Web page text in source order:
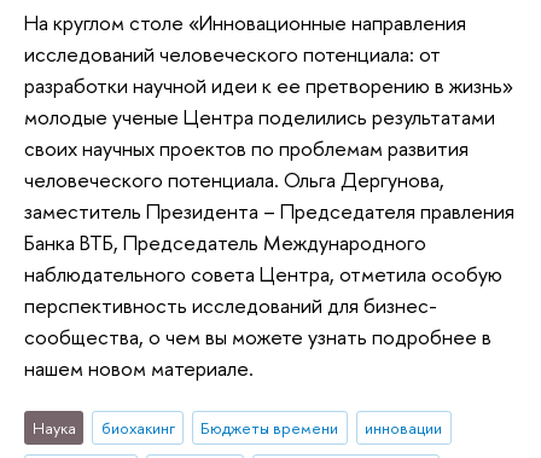
На круглом столе «Инновационные направления
исследований человеческого потенциала: от
разработки научной идеи к ее претворению в жизнь»
молодые ученые Центра поделились результатами
своих научных проектов по проблемам развития
человеческого потенциала. Ольга Дергунова,
заместитель Президента – Председателя правления
Банка ВТБ, Председатель Международного
наблюдательного совета Центра, отметила особую
перспективность исследований для бизнес-
сообщества, о чем вы можете узнать подробнее в
нашем новом материале.
Наука биохакинг Бюджеты времени
инновации